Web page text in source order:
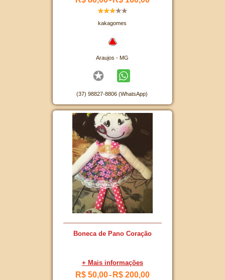
kakagomes
Araujos - MG
(37) 98827-8806 (WhatsApp)
Boneca de Pano Coração
+ Mais informações
R$ 50,00- R$ 200,00